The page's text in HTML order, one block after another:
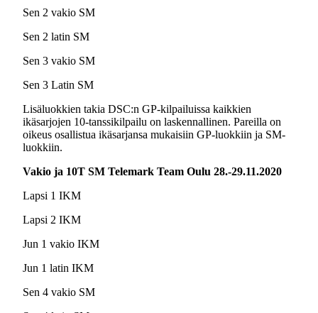
Sen 2 vakio SM
Sen 2 latin SM
Sen 3 vakio SM
Sen 3 Latin SM
Lisäluokkien takia DSC:n GP-kilpailuissa kaikkien
ikäsarjojen 10-tanssikilpailu on laskennallinen. Pareilla on
oikeus osallistua ikäsarjansa mukaisiin GP-luokkiin ja SM-
luokkiin.
Vakio ja 10T SM Telemark Team Oulu 28.-29.11.2020
Lapsi 1 IKM
Lapsi 2 IKM
Jun 1 vakio IKM
Jun 1 latin IKM
Sen 4 vakio SM